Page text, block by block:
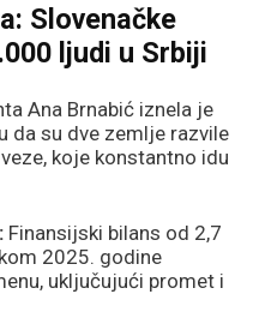
Slovenačke
ljudi u Srbiji
Ana Brnabić iznela je
da su dve zemlje razvile
koje konstantno idu
Finansijski bilans od 2,7
2025. godine
uključujući promet i